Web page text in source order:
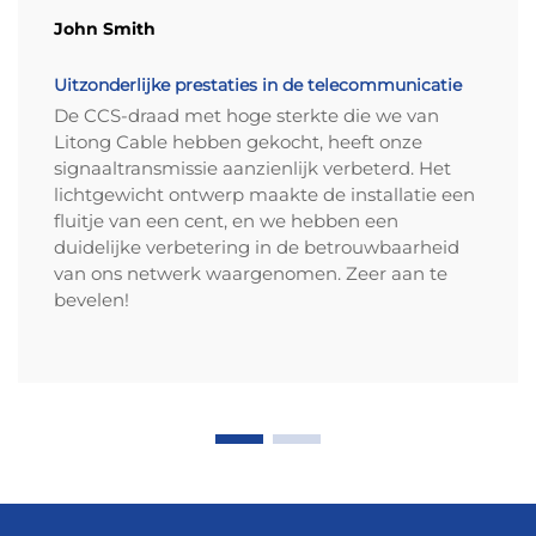
dynamische
6722-2 validatie)
In dynamische voertuigzones—waaronder
deurscharnieren, stoelsporen en
panoramadakmechanismen—ondergaat CCAM
herhaaldelijke buigbewegingen. Volgens ISO
6722-2 validatieprotocollen toont CCAM-kabel het
volgende:
vermoeiingsweerstand heeft dan zuiver koper bij
John Smith
Uitzonderlijke prestaties in de telecommunicatie
De CCS-draad met hoge sterkte die we van
Litong Cable hebben gekocht, heeft onze
signaaltransmissie aanzienlijk verbeterd. Het
lichtgewicht ontwerp maakte de installatie een
fluitje van een cent, en we hebben een
duidelijke verbetering in de betrouwbaarheid
van ons netwerk waargenomen. Zeer aan te
bevelen!